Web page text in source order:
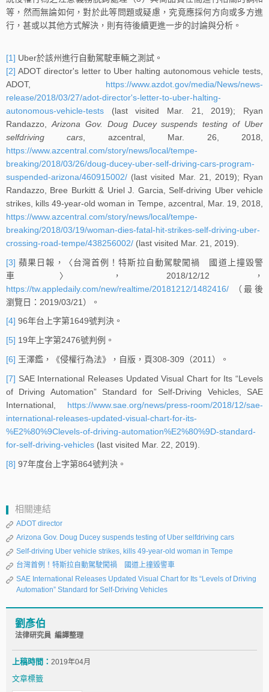
等，然而無論如何，對於此等問題或疑慮，究竟應採何方向或多方進
行，甚或以其他方式解決，則有待後續更進一步的討論與分析。
[1] Uber於該州進行自動駕駛車輛之測試。
[2] ADOT director's letter to Uber halting autonomous vehicle tests,
ADOT, https://www.azdot.gov/media/News/news-
release/2018/03/27/adot-director's-letter-to-uber-halting-
autonomous-vehicle-tests (last visited Mar. 21, 2019); Ryan
Randazzo, Arizona Gov. Doug Ducey suspends testing of Uber
selfdriving cars , azcentral, Mar. 26, 2018,
https://www.azcentral.com/story/news/local/tempe-
breaking/2018/03/26/doug-ducey-uber-self-driving-cars-program-
suspended-arizona/460915002/ (last visited Mar. 21, 2019); Ryan
Randazzo, Bree Burkitt & Uriel J. Garcia, Self-driving Uber vehicle
strikes, kills 49-year-old woman in Tempe, azcentral, Mar. 19, 2018,
https://www.azcentral.com/story/news/local/tempe-
breaking/2018/03/19/woman-dies-fatal-hit-strikes-self-driving-uber-
crossing-road-tempe/438256002/ (last visited Mar. 21, 2019).
[3] 蘋果日報，〈台灣首例！特斯拉自動駕駛闖禍 國道上撞毀警
車〉，2018/12/12，
https://tw.appledaily.com/new/realtime/20181212/1482416/ （最後
瀏覽日：2019/03/21）。
[4] 96年台上字第1649號判決。
[5] 19年上字第2476號判例。
[6] 王澤鑑，《侵權行為法》，自版，頁308-309（2011）。
[7] SAE International Releases Updated Visual Chart for Its “Levels
of Driving Automation” Standard for Self-Driving Vehicles, SAE
International, https://www.sae.org/news/press-room/2018/12/sae-
international-releases-updated-visual-chart-for-its-
%E2%80%9Clevels-of-driving-automation%E2%80%9D-standard-
for-self-driving-vehicles (last visited Mar. 22, 2019).
[8] 97年度台上字第864號判決。
相關連結
ADOT director
Arizona Gov. Doug Ducey suspends testing of Uber selfdriving cars
Self-driving Uber vehicle strikes, kills 49-year-old woman in Tempe
台灣首例！特斯拉自動駕駛闖禍 國道上撞毀警車
SAE International Releases Updated Visual Chart for Its “Levels of Driving
Automation” Standard for Self-Driving Vehicles
劉彥伯
法律研究員 編譯整理
上稿時間： 2019年04月
文章標籤